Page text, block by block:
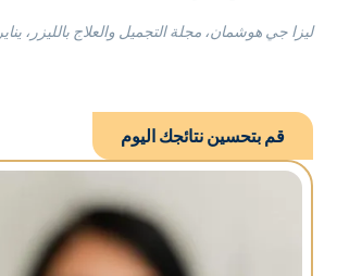
ليزا جي هوشمان، مجلة التجميل والعلاج بالليزر، يناير 2011
قم بتحسين نتائجك اليوم